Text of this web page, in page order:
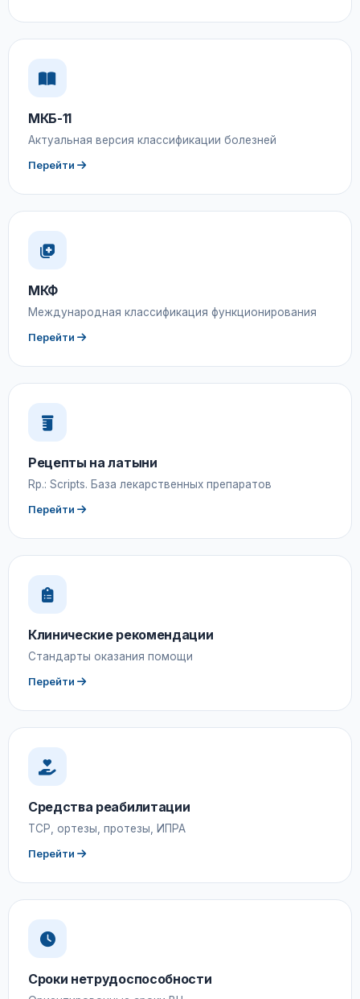
МКБ-11
Актуальная версия классификации болезней
Перейти
МКФ
Международная классификация функционирования
Перейти
Рецепты на латыни
Rp.: Scripts. База лекарственных препаратов
Перейти
Клинические рекомендации
Стандарты оказания помощи
Перейти
Средства реабилитации
ТСР, ортезы, протезы, ИПРА
Перейти
Сроки нетрудоспособности